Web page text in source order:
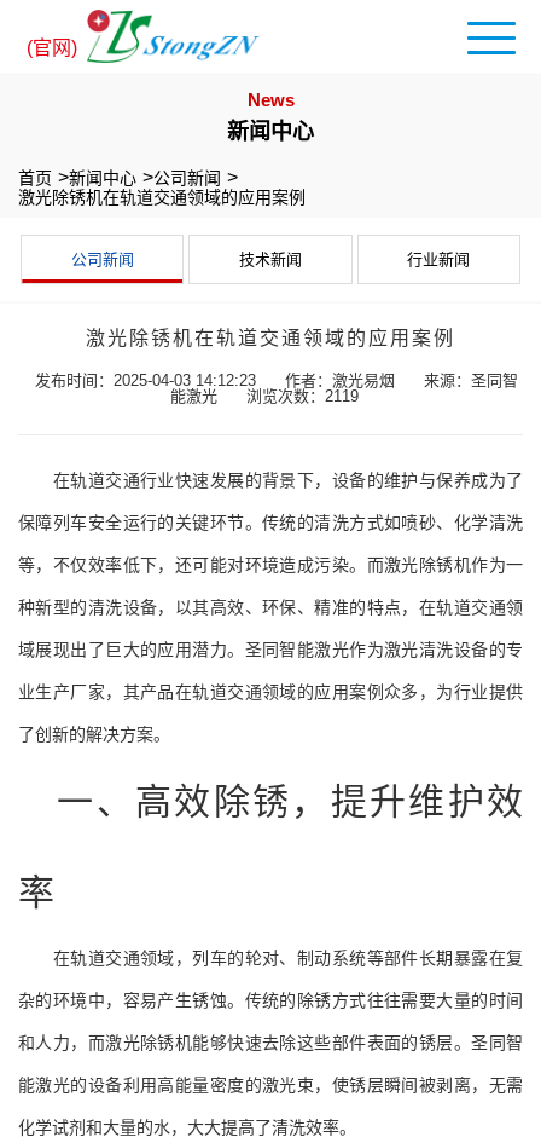
(官网)
News
新闻中心
首页 新闻中心
公司新闻
激光除锈机在轨道交通领域的应用案例
公司新闻 技术新闻 行业新闻
激光除锈机在轨道交通领域的应用案例
发布时间：2025-04-03 14:12:23 作者：激光易烟
来源：圣同智
能激光
浏览次数：2119
在轨道交通行业快速发展的背景下，设备的维护与保养成为了
保障列车安全运行的关键环节。传统的清洗方式如喷砂、化学清洗
等，不仅效率低下，还可能对环境造成污染。而激光除锈机作为一
种新型的清洗设备，以其高效、环保、精准的特点，在轨道交通领
域展现出了巨大的应用潜力。圣同智能激光作为激光清洗设备的专
业生产厂家，其产品在轨道交通领域的应用案例众多，为行业提供
了创新的解决方案。
一、高效除锈，提升维护效
率
在轨道交通领域，列车的轮对、制动系统等部件长期暴露在复
杂的环境中，容易产生锈蚀。传统的除锈方式往往需要大量的时间
和人力，而激光除锈机能够快速去除这些部件表面的锈层。圣同智
能激光的设备利用高能量密度的激光束，使锈层瞬间被剥离，无需
化学试剂和大量的水，大大提高了清洗效率。